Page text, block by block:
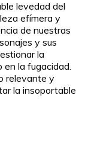
levedad del
efímera y
de nuestras
y sus
la
la fugacidad.
relevante y
la insoportable